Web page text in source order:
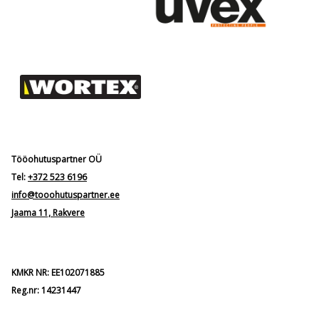
Tööohutuspartner OÜ
Tel:+372 523 6196
info@tooohutuspartner.ee
Jaama 11, Rakvere
KMKR NR: EE102071885
Reg.nr: 14231447